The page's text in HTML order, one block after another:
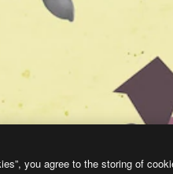
you agree to the storing of